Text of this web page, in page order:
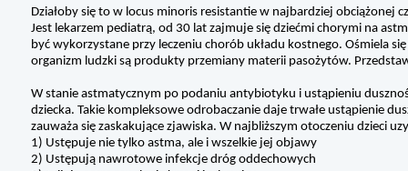
Działoby się to w locus minoris resistantie w najbardziej obciążonej
Jest lekarzem pediatrą, od 30 lat zajmuje się dziećmi chorymi na
być wykorzystane przy leczeniu chorób układu kostnego. Ośmiela
organizm ludzki są produkty przemiany materii pasożytów.
W stanie astmatycznym po podaniu antybiotyku i ustąpieniu
dziecka. Takie kompleksowe odrobaczanie daje trwałe ustąpienie
zauważa się zaskakujące zjawiska. W najbliższym otoczeniu dzieci
1) Ustępuje nie tylko astma, ale i wszelkie jej objawy
2) Ustępują nawrotowe infekcje dróg oddechowych